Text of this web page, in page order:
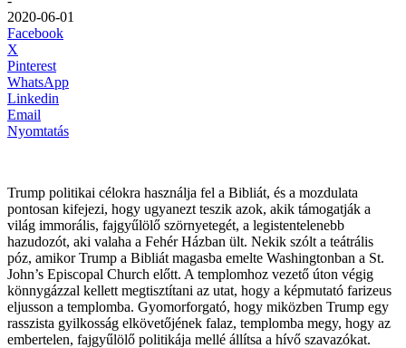
2020-06-01
Facebook
X
Pinterest
WhatsApp
Linkedin
Email
Nyomtatás
Trump politikai célokra használja fel a Bibliát, és a mozdulata
pontosan kifejezi, hogy ugyanezt teszik azok, akik támogatják a
világ immorális, fajgyűlölő szörnyetegét, a legistentelenebb
hazudozót, aki valaha a Fehér Házban ült. Nekik szólt a teátrális
póz, amikor Trump a Bibliát magasba emelte Washingtonban a St.
John’s Episcopal Church előtt. A templomhoz vezető úton végig
könnygázzal kellett megtisztítani az utat, hogy a képmutató farizeus
eljusson a templomba. Gyomorforgató, hogy miközben Trump egy
rasszista gyilkosság elkövetőjének falaz, templomba megy, hogy az
embertelen, fajgyűlölő politikája mellé állítsa a hívő szavazókat.